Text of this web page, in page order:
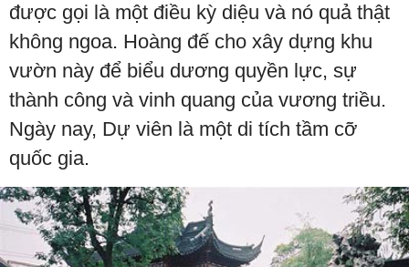
được gọi là một điều kỳ diệu và nó quả thật
không ngoa. Hoàng đế cho xây dựng khu
vườn này để biểu dương quyền lực, sự
thành công và vinh quang của vương triều.
Ngày nay, Dự viên là một di tích tầm cỡ
quốc gia.